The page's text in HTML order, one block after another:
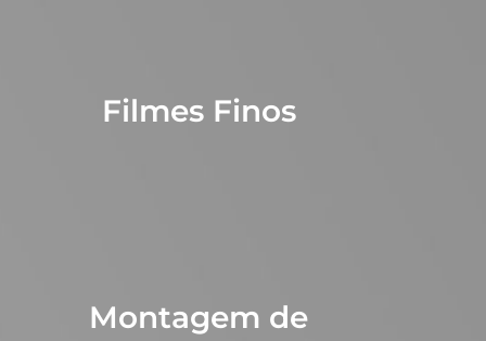
Filmes Finos
Montagem de